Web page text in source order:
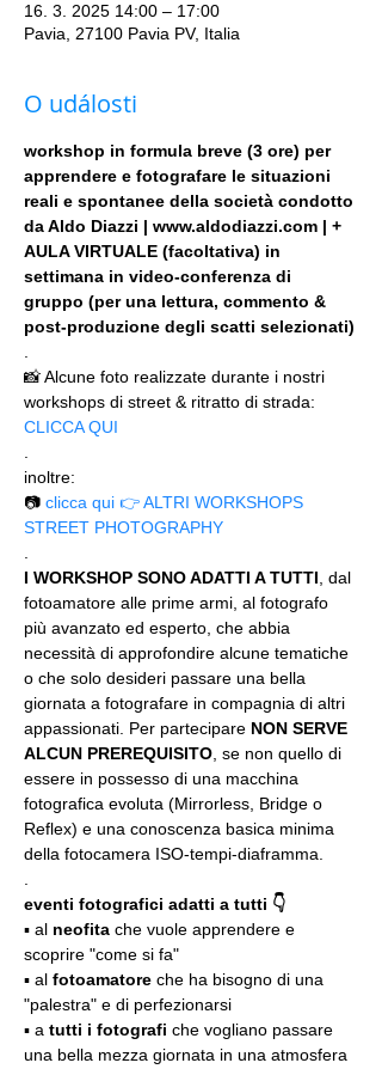
16. 3. 2025 14:00 – 17:00
Pavia, 27100 Pavia PV, Italia
O události
workshop in formula breve (3 ore) per
apprendere e fotografare le situazioni
reali e spontanee della società condotto
da Aldo Diazzi | www.aldodiazzi.com | +
AULA VIRTUALE (facoltativa) in
settimana in video-conferenza di
gruppo (per una lettura, commento &
post-produzione degli scatti selezionati)
📸 Alcune foto realizzate durante i nostri
workshops di street & ritratto di strada:
CLICCA QUI
inoltre:
📷 clicca qui 👉 ALTRI WORKSHOPS
STREET PHOTOGRAPHY
I WORKSHOP SONO ADATTI A TUTTI , dal
fotoamatore alle prime armi, al fotografo
più avanzato ed esperto, che abbia
necessità di approfondire alcune tematiche
o che solo desideri passare una bella
giornata a fotografare in compagnia di altri
appassionati. Per partecipare NON SERVE
ALCUN PREREQUISITO , se non quello di
essere in possesso di una macchina
fotografica evoluta (Mirrorless, Bridge o
Reflex) e una conoscenza basica minima
della fotocamera ISO-tempi-diaframma.
eventi fotografici adatti a tutti 👇
▪️ al neofita che vuole apprendere e
scoprire "come si fa"
▪️ al fotoamatore che ha bisogno di una
"palestra" e di perfezionarsi
▪️ a tutti i fotografi che vogliano passare
una bella mezza giornata in una atmosfera